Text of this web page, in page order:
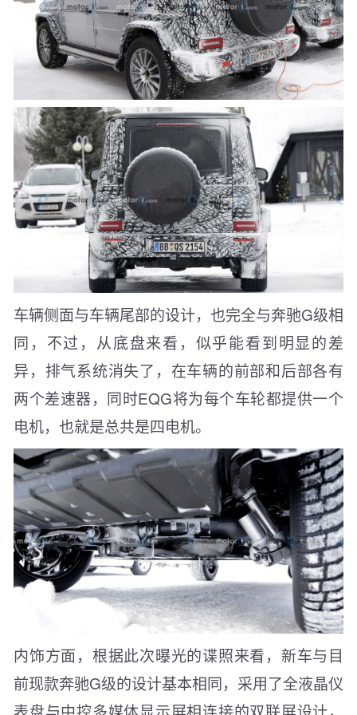
车辆侧面与车辆尾部的设计，也完全与奔驰G级相
同，不过，从底盘来看，似乎能看到明显的差
异，排气系统消失了，在车辆的前部和后部各有
两个差速器，同时EQG将为每个车轮都提供一个
电机，也就是总共是四电机。
内饰方面，根据此次曝光的谍照来看，新车与目
前现款奔驰G级的设计基本相同，采用了全液晶仪